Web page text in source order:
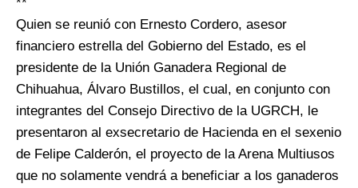
Quien se reunió con Ernesto Cordero, asesor
financiero estrella del Gobierno del Estado, es el
presidente de la Unión Ganadera Regional de
Chihuahua, Álvaro Bustillos, el cual, en conjunto con
integrantes del Consejo Directivo de la UGRCH, le
presentaron al exsecretario de Hacienda en el sexenio
de Felipe Calderón, el proyecto de la Arena Multiusos
que no solamente vendrá a beneficiar a los ganaderos